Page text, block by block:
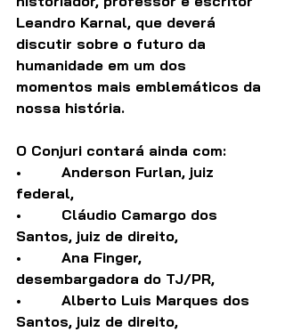
Leandro Karnal, que deverá
discutir sobre o futuro da
humanidade em um dos
momentos mais emblemáticos da
nossa história.
O Conjuri contará ainda com:
•         Anderson Furlan, juiz
federal,
•         Cláudio Camargo dos
Santos, juiz de direito,
•         Ana Finger,
desembargadora do TJ/PR,
•         Alberto Luis Marques dos
Santos, juiz de direito,